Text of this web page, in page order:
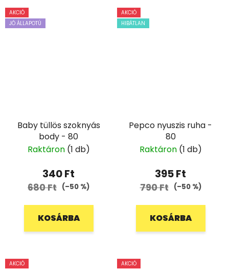
AKCIÓ
JÓ ÁLLAPOTÚ
Baby tüllös szoknyás
body - 80
Raktáron (1 db)
340 Ft
680 Ft (–50 %)
KOSÁRBA
AKCIÓ
HIBÁTLAN
Pepco nyuszis ruha -
80
Raktáron (1 db)
395 Ft
790 Ft (–50 %)
KOSÁRBA
AKCIÓ
AKCIÓ